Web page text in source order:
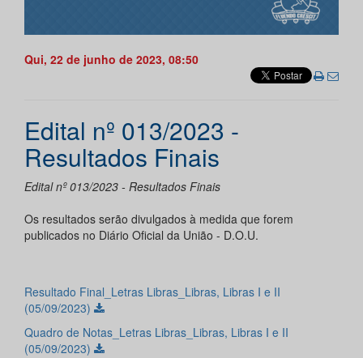
Qui, 22 de junho de 2023, 08:50
Edital nº 013/2023 -
Resultados Finais
Edital nº 013/2023 - Resultados Finais
Os resultados serão divulgados à medida que forem
publicados no Diário Oficial da União - D.O.U.
Resultado Final_Letras Libras_Libras, Libras I e II
(05/09/2023)
Quadro de Notas_Letras Libras_Libras, Libras I e II
(05/09/2023)